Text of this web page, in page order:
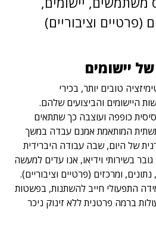
(פרטיים וציבוריים)
יישומים
טובים יותר, בכירי
היישומים והביצועים שלהם.
כופפה ועוצבה כך שתתאים
המותאמת אמנם עבדה במשך
של היום, שבה עבודה היברידית
בשירותי וידיאו, אנו עדים למעשה
ומרכזים (פרטיים וציבוריים).
התפעולי חייב להשתנות, בפשטות
ברמה פרטנית ללא זינוק ניכר